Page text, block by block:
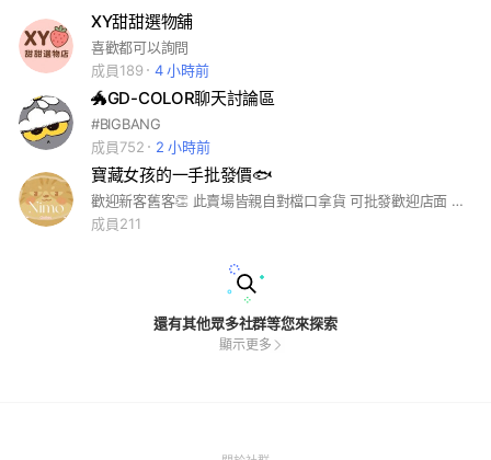
XY甜甜選物舖
喜歡都可以詢問
成員189
4 小時前
🐲GD-COLOR聊天討論區
#BIGBANG
成員752
2 小時前
寶藏女孩的一手批發價🐟
歡迎新客舊客👏 此賣場皆親自對檔口拿貨 可批發歡迎店面 直播洽詢 另外五分埔的廠家有另外設群組 要加入可以私訊我唷❤️
成員211
還有其他眾多社群等您來探索
顯示更多